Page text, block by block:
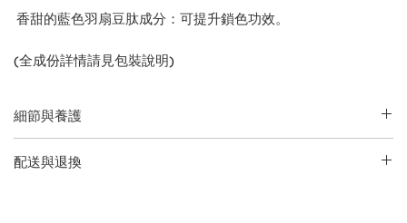
香甜的藍色羽扇豆肽成分：可提升鎖色功效。
(全成份詳情請見包裝說明)
細節與養護
• 產品英文名稱與凈含量：
配送與退換